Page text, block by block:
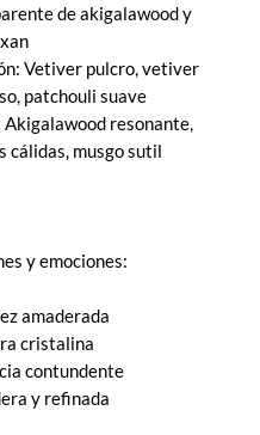
de akigalawood y
Vetiver pulcro, vetiver
patchouli suave
Akigalawood resonante,
cálidas, musgo sutil
y emociones:
amaderada
cristalina
contundente
y refinada